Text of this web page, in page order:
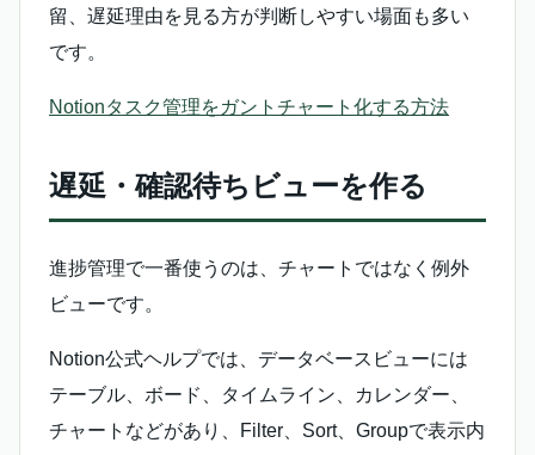
留、遅延理由を見る方が判断しやすい場面も多い
です。
Notionタスク管理をガントチャート化する方法
遅延・確認待ちビューを作る
進捗管理で一番使うのは、チャートではなく例外
ビューです。
Notion公式ヘルプでは、データベースビューには
テーブル、ボード、タイムライン、カレンダー、
チャートなどがあり、Filter、Sort、Groupで表示内